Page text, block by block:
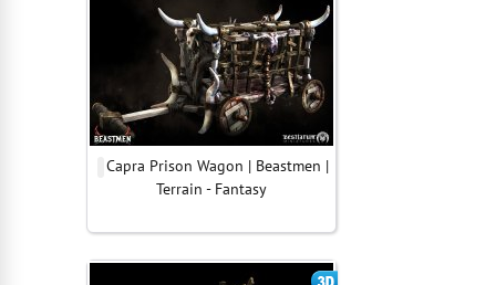
Capra Prison Wagon | Beastmen |
Terrain - Fantasy